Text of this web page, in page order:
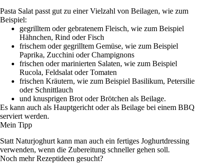
Pasta Salat passt gut zu einer Vielzahl von Beilagen, wie zum
Beispiel:
gegrilltem oder gebratenem Fleisch, wie zum Beispiel
Hähnchen, Rind oder Fisch
frischem oder gegrilltem Gemüse, wie zum Beispiel
Paprika, Zucchini oder Champignons
frischen oder marinierten Salaten, wie zum Beispiel
Rucola, Feldsalat oder Tomaten
frischen Kräutern, wie zum Beispiel Basilikum, Petersilie
oder Schnittlauch
und knusprigen Brot oder Brötchen als Beilage.
Es kann auch als Hauptgericht oder als Beilage bei einem BBQ
serviert werden.
Mein Tipp
Statt Naturjoghurt kann man auch ein fertiges Joghurtdressing
verwenden, wenn die Zubereitung schneller gehen soll.
Noch mehr Rezeptideen gesucht?